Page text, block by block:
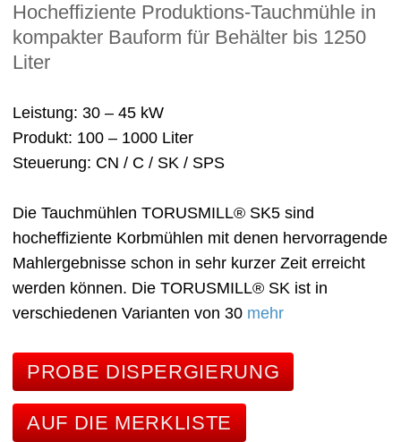
Hocheffiziente Produktions-Tauchmühle in
kompakter Bauform für Behälter bis 1250
Liter
Leistung 30 – 45 kW
Produkt 100 – 1000 Liter
Steuerung CN / C / SK / SPS
Die Tauchmühlen TORUSMILL® SK5 sind
hocheffiziente Korbmühlen mit denen hervorragende
Mahlergebnisse schon in sehr kurzer Zeit erreicht
werden können. Die TORUSMILL® SK ist in
verschiedenen Varianten von 30 mehr
PROBE DISPERGIERUNG
AUF DIE MERKLISTE